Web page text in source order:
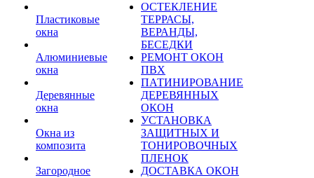
Пластиковые
окна
Алюминиевые
окна
Деревянные
окна
Окна из
композита
Загородное
ОСТЕКЛЕНИЕ
ТЕРРАСЫ,
ВЕРАНДЫ,
БЕСЕДКИ
РЕМОНТ ОКОН
ПВХ
ПАТИНИРОВАНИЕ
ДЕРЕВЯННЫХ
ОКОН
УСТАНОВКА
ЗАЩИТНЫХ И
ТОНИРОВОЧНЫХ
ПЛЕНОК
ДОСТАВКА ОКОН